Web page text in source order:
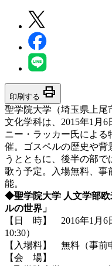
印刷する print
聖学院大学（埼玉県上尾
文化学科は、2015年1月
ニー・ラッカー氏による
催。ゴスペルの歴史や背
うとともに、後半の部
歌う予定。入場無料、事
能。
◆聖学院大学 人文学部
ルの世界」
【日 時】 2016年1月6
10:30）
【入場料】 無料（事前
【会 場】